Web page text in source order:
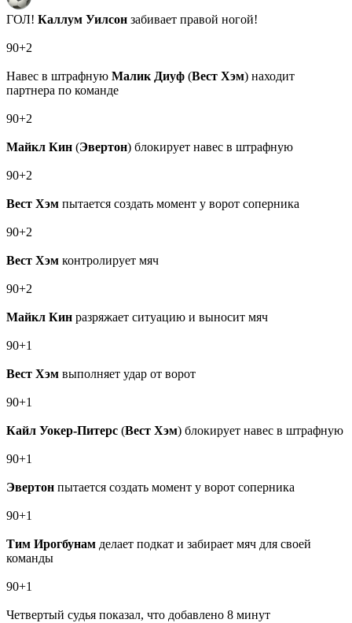
ГОЛ! Каллум Уилсон забивает правой ногой!
90+2
Навес в штрафную Малик Диуф (Вест Хэм) находит
партнера по команде
90+2
Майкл Кин (Эвертон) блокирует навес в штрафную
90+2
Вест Хэм пытается создать момент у ворот соперника
90+2
Вест Хэм контролирует мяч
90+2
Майкл Кин разряжает ситуацию и выносит мяч
90+1
Вест Хэм выполняет удар от ворот
90+1
Кайл Уокер-Питерс (Вест Хэм) блокирует навес в штрафную
90+1
Эвертон пытается создать момент у ворот соперника
90+1
Тим Ирогбунам делает подкат и забирает мяч для своей
команды
90+1
Четвертый судья показал, что добавлено 8 минут